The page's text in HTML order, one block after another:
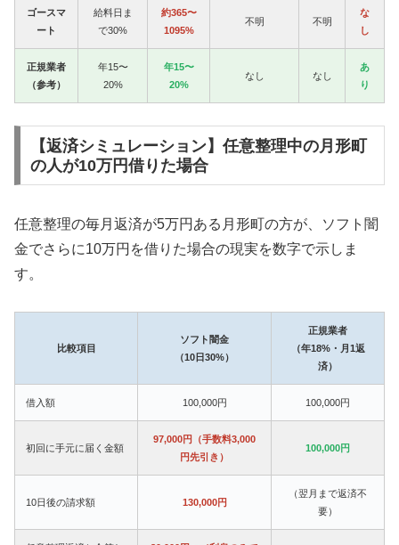
ゴースマ
ート
給料日ま
で30%
約365〜
1095%
不明 不明
な
し
正規業者
（参考）
年15〜
20%
年15〜
20%
なし なし
あ
り
【返済シミュレーション】任意整理中の月形町
の人が10万円借りた場合
任意整理の毎月返済が5万円ある月形町の方が、ソフト闇
金でさらに10万円を借りた場合の現実を数字で示しま
す。
比較項目
ソフト闇金
（10日30%）
正規業者
（年18%・月1返
済）
借入額 100,000円 100,000円
初回に手元に届く金額
97,000円（手数料3,000
円先引き）
100,000円
10日後の請求額 130,000円
（翌月まで返済不
要）